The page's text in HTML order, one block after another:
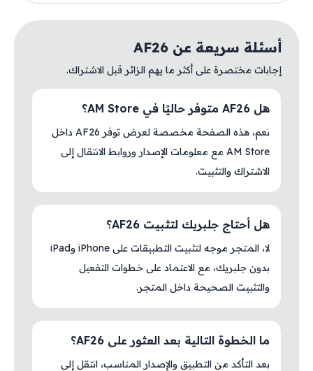
أسئلة سريعة عن AF26
إجابات مختصرة على أكثر ما يهم الزائر قبل الاشتراك.
هل AF26 متوفر حاليًا في AM Store؟
نعم، هذه الصفحة مخصصة لعرض توفر AF26 داخل
AM Store مع معلومات الإصدار وروابط الانتقال إلى
الاشتراك والتثبيت.
هل أحتاج جلبريك لتثبيت AF26؟
لا، المتجر موجه لتثبيت التطبيقات على iPhone وiPad
بدون جلبريك، مع الاعتماد على خطوات التفعيل
والتثبيت الصحيحة داخل المتجر.
ما الخطوة التالية بعد العثور على AF26؟
بعد التأكد من التطبيق والإصدار المناسب، انتقل إلى